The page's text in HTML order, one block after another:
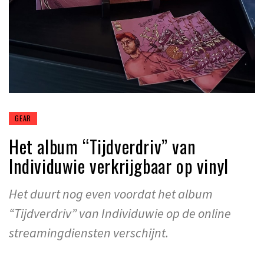
GEAR
Het album “Tijdverdriv” van
Individuwie verkrijgbaar op vinyl
Het duurt nog even voordat het album
“Tijdverdriv” van Individuwie op de online
streamingdiensten verschijnt.